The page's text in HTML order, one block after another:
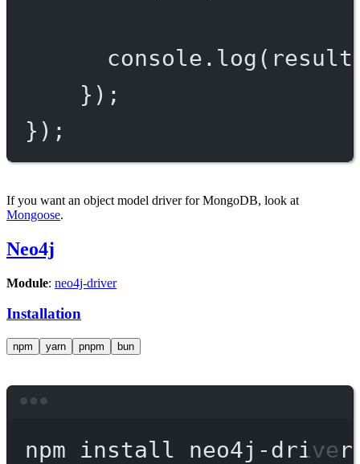
console. log
});
});
If you want an object model driver for MongoDB, look at
Mongoose.
Neo4j
Module: neo4j-driver
Installation
npm yarn pnpm bun
npm install neo4j-driver